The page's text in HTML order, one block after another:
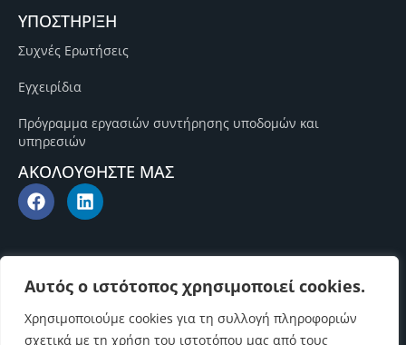
Αυτός ο ιστότοπος χρησιμοποιεί cookies.
Χρησιμοποιούμε cookies για τη συλλογή πληροφοριών
σχετικά με τη χρήση του ιστοτόπου μας από τους
ΥΠΟΣΤΗΡΙΞΗ
Συχνές Ερωτήσεις
Εγχειρίδια
Πρόγραμμα εργασιών συντήρησης υποδομών και
υπηρεσιών
ΑΚΟΛΟΥΘΗΣΤΕ ΜΑΣ